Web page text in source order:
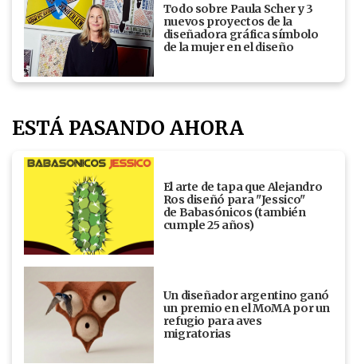
Todo sobre Paula Scher y 3
nuevos proyectos de la
diseñadora gráfica símbolo
de la mujer en el diseño
ESTÁ PASANDO AHORA
El arte de tapa que Alejandro
Ros diseñó para "Jessico"
de Babasónicos (también
cumple 25 años)
Un diseñador argentino ganó
un premio en el MoMA por un
refugio para aves
migratorias